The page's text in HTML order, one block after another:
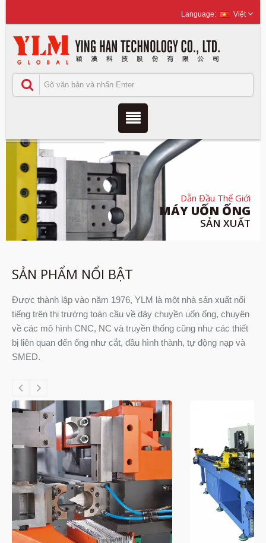
Việt
Dẫn Đầu Thế Giới
MÁY UỐN ỐNG
SẢN XUẤT
SẢN PHẨM NỔI BẬT
Được thành lập vào năm 1976, YLM là một nhà sản xuất nổi
tiếng trên thị trường toàn cầu về dây chuyền uốn ống, chuyên
về các mô hình CNC, NC và truyền thống cũng như các thiết
bị liên quan đến ống như cắt, đầu hình thành, tự động nạp và
SMED.